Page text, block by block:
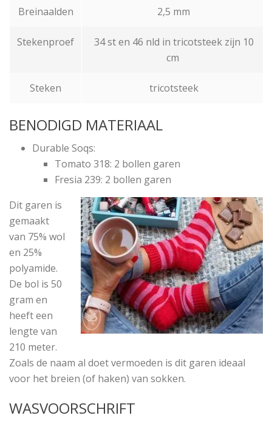
Breinaalden 2,5 mm
Stekenproef
34 st en 46 nld in tricotsteek zijn 10
cm
Steken tricotsteek
BENODIGD MATERIAAL
Durable Soqs:
Tomato 318: 2 bollen garen
Fresia 239: 2 bollen garen
Dit garen is
gemaakt
van 75% wol
en 25%
polyamide.
De bol is 50
gram en
heeft een
lengte van
210 meter.
Zoals de naam al doet vermoeden is dit garen ideaal
voor het breien (of haken) van sokken.
WASVOORSCHRIFT